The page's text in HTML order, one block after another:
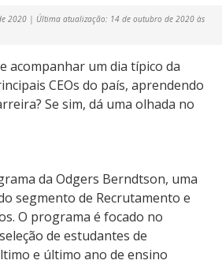
2020 | Última atualização: 14 de outubro de 2020 às
acompanhar um dia típico da
CEOs do país, aprendendo
Se sim, dá uma olhada no
da Odgers Berndtson, uma
segmento de Recrutamento e
O programa é focado no
de estudantes de
e último ano de ensino